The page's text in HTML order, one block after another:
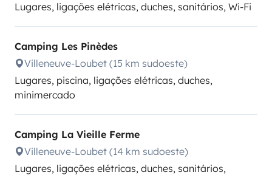
Lugares, ligações elétricas, duches, sanitários, Wi-Fi
Camping Les Pinèdes
Villeneuve-Loubet (15 km sudoeste)
Lugares, piscina, ligações elétricas, duches,
minimercado
Camping La Vieille Ferme
Villeneuve-Loubet (14 km sudoeste)
Lugares, ligações elétricas, duches, sanitários,